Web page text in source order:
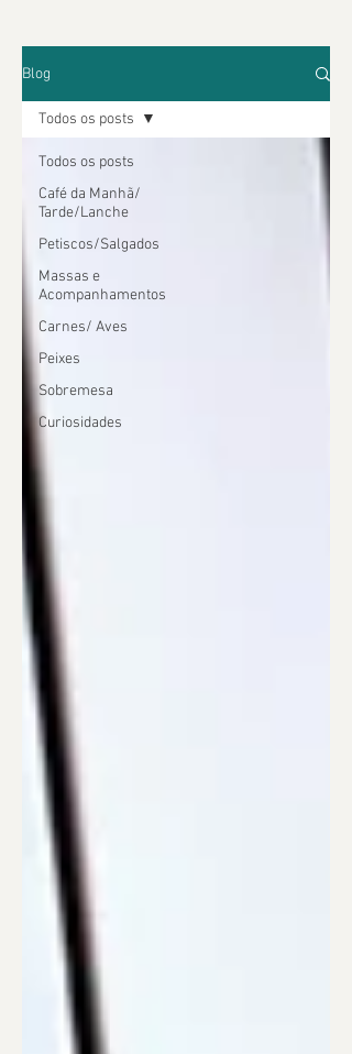
Blog
Todos os posts
Café da Manhã/
Tarde/Lanche
Petiscos/Salgados
Massas e
Acompanhamentos
Carnes/ Aves
Peixes
Sobremesa
Curiosidades
Todos os posts